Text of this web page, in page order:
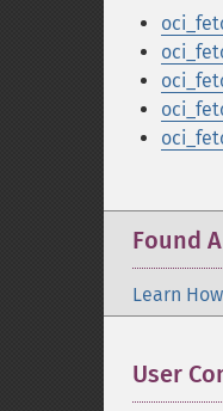
Found
Learn
User